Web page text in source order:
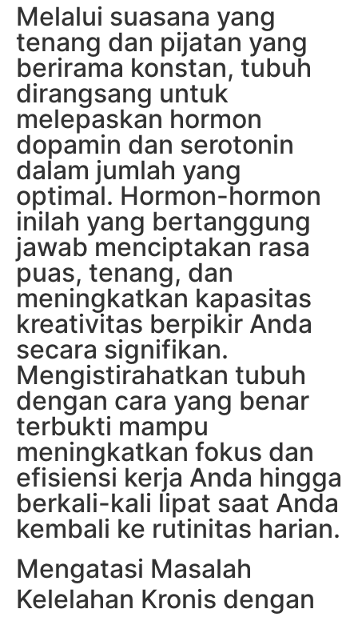
Melalui suasana yang
tenang dan pijatan yang
berirama konstan, tubuh
dirangsang untuk
melepaskan hormon
dopamin dan serotonin
dalam jumlah yang
optimal. Hormon-hormon
inilah yang bertanggung
jawab menciptakan rasa
puas, tenang, dan
meningkatkan kapasitas
kreativitas berpikir Anda
secara signifikan.
Mengistirahatkan tubuh
dengan cara yang benar
terbukti mampu
meningkatkan fokus dan
efisiensi kerja Anda hingga
berkali-kali lipat saat Anda
kembali ke rutinitas harian.
Mengatasi Masalah
Kelelahan Kronis dengan